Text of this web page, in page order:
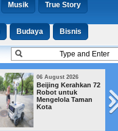
Musik True Story
Budaya Bisnis
06 August 2026
Tukin Prajurit TNI
Resmi Naik, Pejabat
Bintang Empat
Terima hingga Rp